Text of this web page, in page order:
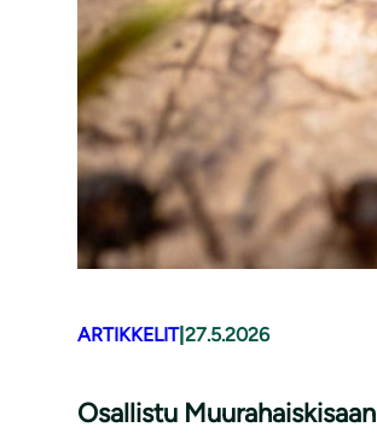
ARTIKKELIT| 27.5.2026
Osallistu Muurahaiskisaan